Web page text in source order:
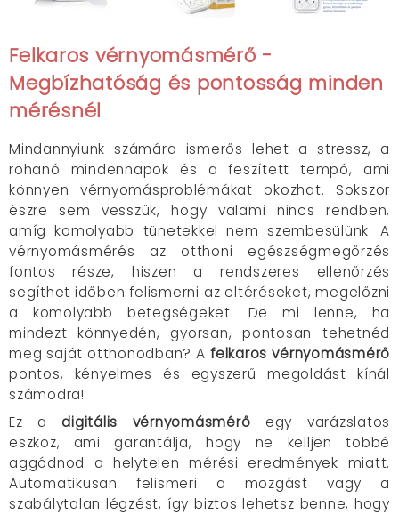
Felkaros vérnyomásmérő -
Megbízhatóság és pontosság minden
mérésnél
Mindannyiunk számára ismerős lehet a stressz, a
rohanó mindennapok és a feszített tempó, ami
könnyen vérnyomásproblémákat okozhat. Sokszor
észre sem vesszük, hogy valami nincs rendben,
amíg komolyabb tünetekkel nem szembesülünk. A
vérnyomásmérés az otthoni egészségmegőrzés
fontos része, hiszen a rendszeres ellenőrzés
segíthet időben felismerni az eltéréseket, megelőzni
a komolyabb betegségeket. De mi lenne, ha
mindezt könnyedén, gyorsan, pontosan tehetnéd
meg saját otthonodban? Afelkaros vérnyomásmérő
pontos, kényelmes és egyszerű megoldást kínál
számodra!
Ez a digitális vérnyomásmérő egy varázslatos
eszköz, ami garantálja, hogy ne kelljen többé
aggódnod a helytelen mérési eredmények miatt.
Automatikusan felismeri a mozgást vagy a
szabálytalan légzést, így biztos lehetsz benne, hogy